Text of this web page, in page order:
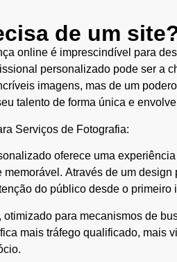
de um
online é imprescindível para
personalizado pode ser a
imagens, mas de um
talento de forma única e
Serviços de Fotografia:
oferece uma
Através de um
do público desde o primeiro
para mecanismos de
mais tráfego qualificado, mais